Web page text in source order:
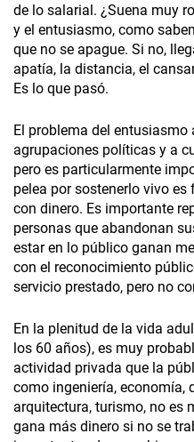
de lo salarial. ¿Suena muy
y el entusiasmo, como
que no se apague. Si no,
apatía, la distancia, el
Es lo que pasó.
El problema del
agrupaciones políticas y a
pero es particularmente
pelea por sostenerlo vivo
con dinero. Es importante
personas que abandonan
estar en lo público ganan
con el reconocimiento
servicio prestado, pero no
En la plenitud de la vida
los 60 años), es muy
actividad privada que la
como ingeniería, economía,
arquitectura, turismo, no es
gana más dinero si no se